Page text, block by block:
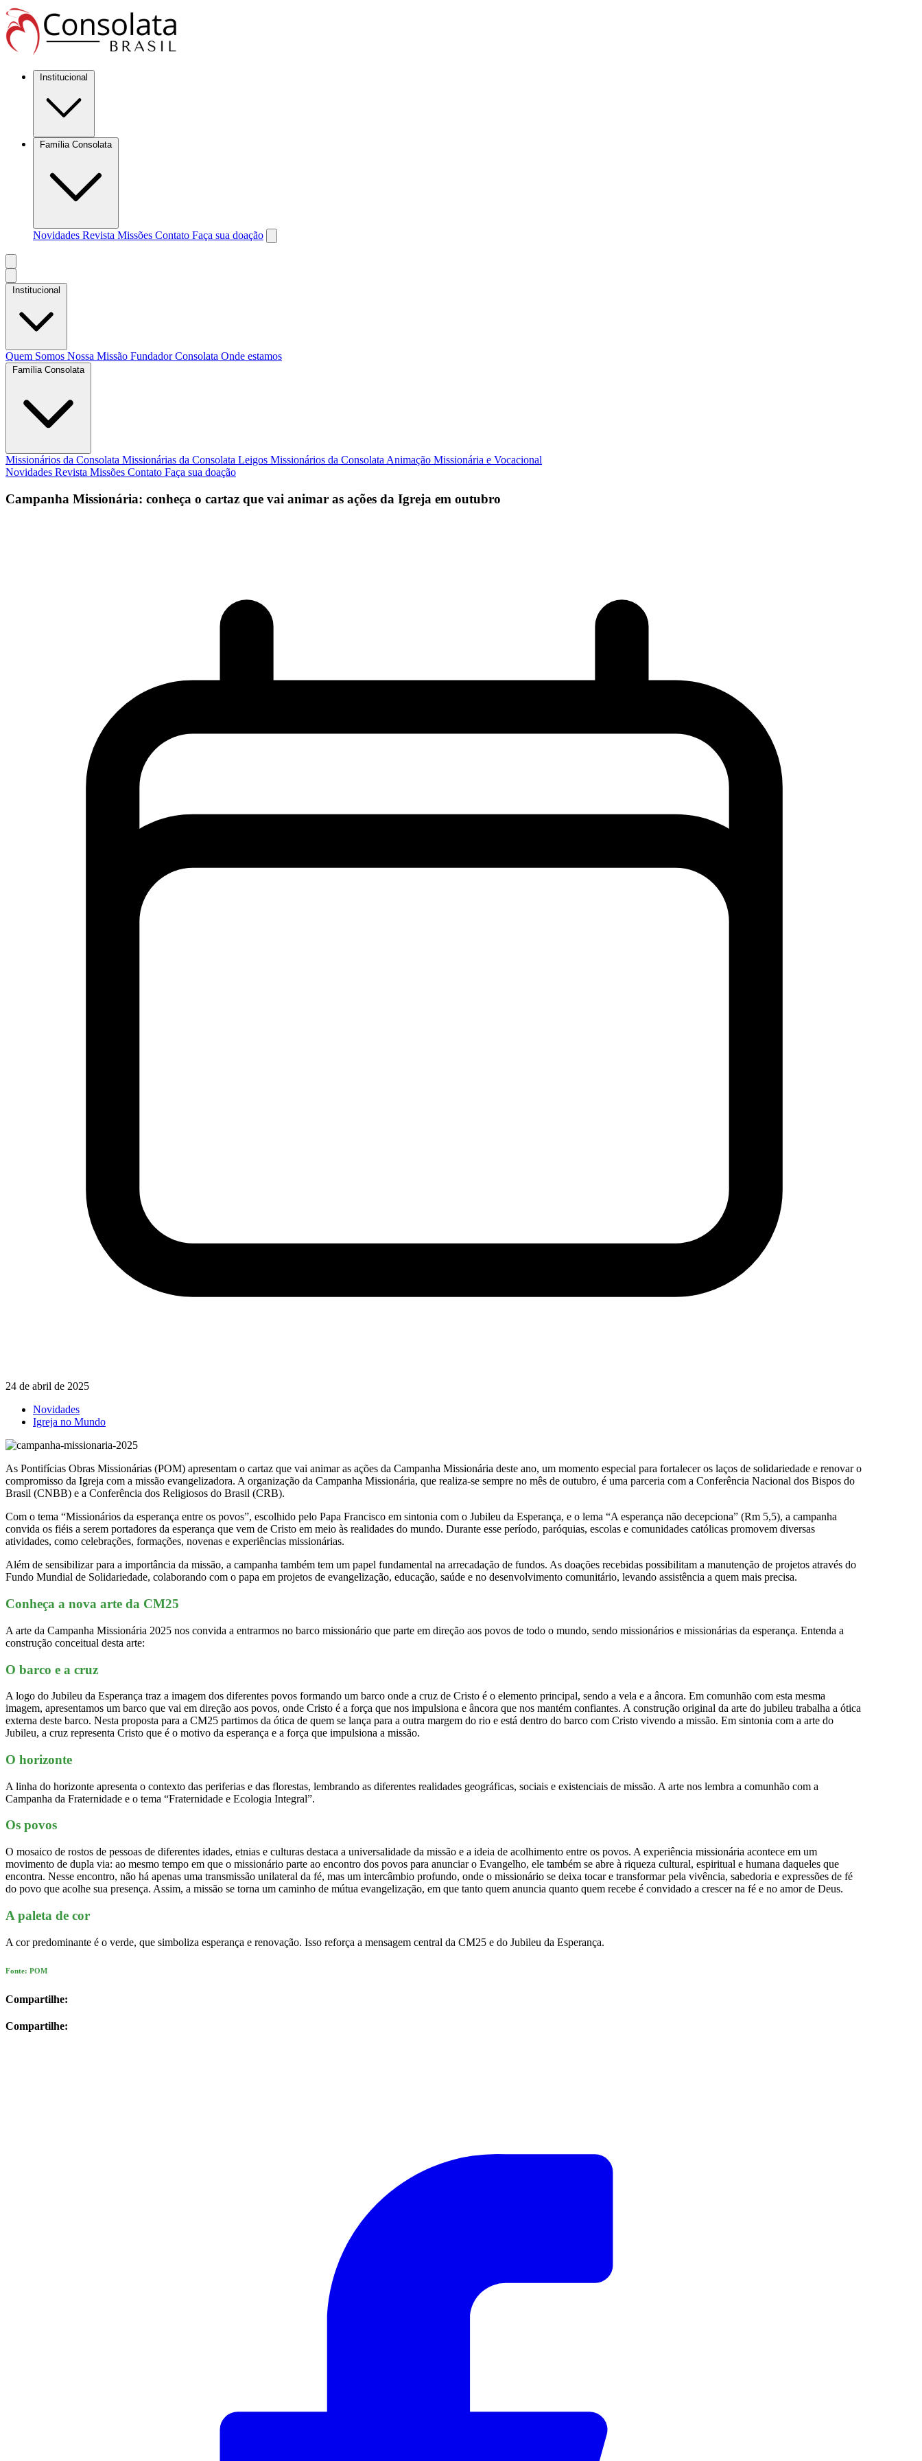
Institucional
Família Consolata
Novidades Revista Missões Contato Faça sua doação
Institucional
Quem Somos Nossa Missão FundadorConsolata Onde estamos
Família Consolata
Missionários da Consolata Missionárias da Consolata Leigos Missionários da Consolata Animação Missionária e Vocacional
Novidades Revista Missões Contato Faça sua doação
Campanha Missionária: conheça o cartaz que vai animar as ações da Igreja em outubro
24 de abril de 2025
Novidades
Igreja no Mundo
As Pontifícias Obras Missionárias (POM) apresentam o cartaz que vai animar as ações da Campanha Missionária deste ano, um momento especial para fortalecer os laços de solidariedade e renovar o
compromisso da Igreja com a missão evangelizadora. A organização da Campanha Missionária, que realiza-se sempre no mês de outubro, é uma parceria com a Conferência Nacional dos Bispos do
Brasil (CNBB) e a Conferência dos Religiosos do Brasil (CRB).
Com o tema “Missionários da esperança entre os povos”, escolhido pelo Papa Francisco em sintonia com o Jubileu da Esperança, e o lema “A esperança não decepciona” (Rm 5,5), a campanha
convida os fiéis a serem portadores da esperança que vem de Cristo em meio às realidades do mundo. Durante esse período, paróquias, escolas e comunidades católicas promovem diversas
atividades, como celebrações, formações, novenas e experiências missionárias.
Além de sensibilizar para a importância da missão, a campanha também tem um papel fundamental na arrecadação de fundos. As doações recebidas possibilitam a manutenção de projetos através do
Fundo Mundial de Solidariedade, colaborando com o papa em projetos de evangelização, educação, saúde e no desenvolvimento comunitário, levando assistência a quem mais precisa.
Conheça a nova arte da CM25
A arte da Campanha Missionária 2025 nos convida a entrarmos no barco missionário que parte em direção aos povos de todo o mundo, sendo missionários e missionárias da esperança. Entenda a
construção conceitual desta arte:
O barco e a cruz
A logo do Jubileu da Esperança traz a imagem dos diferentes povos formando um barco onde a cruz de Cristo é o elemento principal, sendo a vela e a âncora. Em comunhão com esta mesma
imagem, apresentamos um barco que vai em direção aos povos, onde Cristo é a força que nos impulsiona e âncora que nos mantém confiantes. A construção original da arte do jubileu trabalha a ótica
externa deste barco. Nesta proposta para a CM25 partimos da ótica de quem se lança para a outra margem do rio e está dentro do barco com Cristo vivendo a missão. Em sintonia com a arte do
Jubileu, a cruz representa Cristo que é o motivo da esperança e a força que impulsiona a missão.
O horizonte
A linha do horizonte apresenta o contexto das periferias e das florestas, lembrando as diferentes realidades geográficas, sociais e existenciais de missão. A arte nos lembra a comunhão com a
Campanha da Fraternidade e o tema “Fraternidade e Ecologia Integral”.
Os povos
O mosaico de rostos de pessoas de diferentes idades, etnias e culturas destaca a universalidade da missão e a ideia de acolhimento entre os povos. A experiência missionária acontece em um
movimento de dupla via: ao mesmo tempo em que o missionário parte ao encontro dos povos para anunciar o Evangelho, ele também se abre à riqueza cultural, espiritual e humana daqueles que
encontra. Nesse encontro, não há apenas uma transmissão unilateral da fé, mas um intercâmbio profundo, onde o missionário se deixa tocar e transformar pela vivência, sabedoria e expressões de fé
do povo que acolhe sua presença. Assim, a missão se torna um caminho de mútua evangelização, em que tanto quem anuncia quanto quem recebe é convidado a crescer na fé e no amor de Deus.
A paleta de cor
A cor predominante é o verde, que simboliza esperança e renovação. Isso reforça a mensagem central da CM25 e do Jubileu da Esperança.
Fonte: POM
Compartilhe:
Compartilhe: